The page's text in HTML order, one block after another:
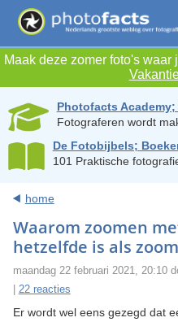
Maak deze zomer foto's waar
Photofacts
Fotograferen wordt
De Fotobijbels;
101 Praktische
home
Waarom zoomen
hetzelfde is als
maandag 22 februari 2021, 20:10
22 reacties
Er wordt wel eens gezegd dat